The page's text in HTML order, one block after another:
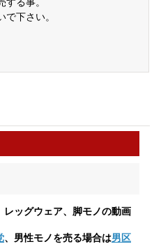
る事。
下さい。
ッグウェア、脚モノの動画
、男性モノを売る場合は男区